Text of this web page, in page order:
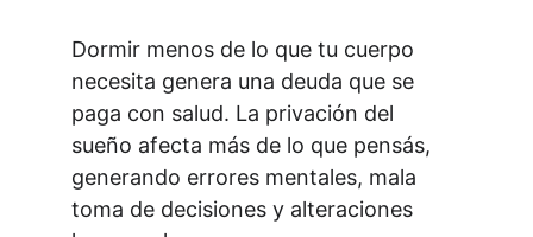
Dormir menos de lo que tu cuerpo
necesita genera una deuda que se
paga con salud. La privación del
sueño afecta más de lo que pensás,
generando errores mentales, mala
toma de decisiones y alteraciones